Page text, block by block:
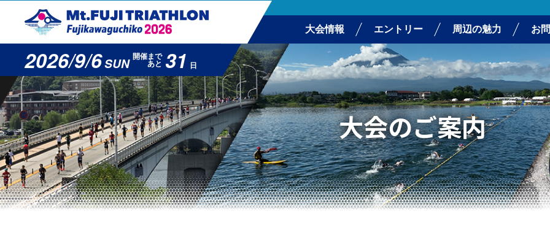
大会情報 エントリー 周辺の魅力 お
2026/9/6SUN 開催まで
あと 31 日
大会のご案内